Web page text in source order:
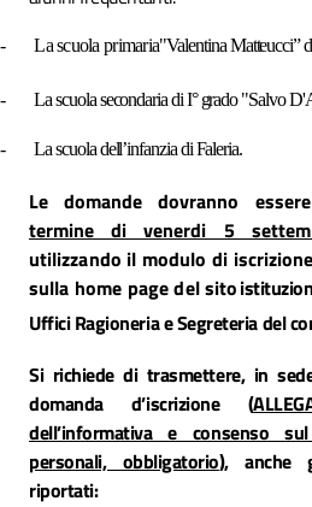
- La scuola primaria"Valentina Matteucci”
- La scuola secondaria di I° grado "Salvo
- La scuola dell’infanzia di Faleria.
Le domande dovranno
termine di venerdi 5
utilizzando il modulo di
sulla home page del sito
Uffici Ragioneria e Segreteria del
Si richiede di trasmettere, in
domanda d’iscrizione (
dell’informativa e consenso
personali, obbligatorio), anche
riportati: